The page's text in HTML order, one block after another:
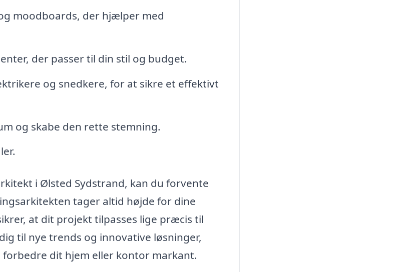
moodboards, der hjælper med
der passer til din stil og budget.
og snedkere, for at sikre et effektivt
og skabe den rette stemning.
i Ølsted Sydstrand, kan du forvente
tager altid højde for dine
at dit projekt tilpasses lige præcis til
til nye trends og innovative løsninger,
forbedre dit hjem eller kontor markant.